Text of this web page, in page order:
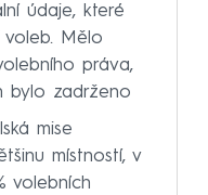
údaje, které
voleb. Mělo
práva,
bylo zadrženo
mise
místností, v
volebních